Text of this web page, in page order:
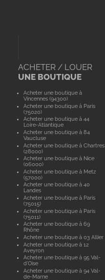
ACHETER / LOUER
UNE BOUTIQUE
Acheter une boutique à
Vincennes (94300)
Acheter une boutique à Paris
(75020)
Acheter une boutique à 44
Loire-Atlantique
Acheter une boutique à 84
Vaucluse
Acheter une boutique à Chartres
(28000)
Acheter une boutique à Nice
(06000)
Acheter une boutique à Metz
(57000)
Acheter une boutique à 40
Landes
Acheter une boutique à Paris
(75015)
Acheter une boutique à Paris
(75011)
Acheter une boutique à 69
Rhône
Acheter une boutique à 03 Allier
Acheter une boutique à 12
Aveyron
Acheter une boutique à 95 Val-
d'Oise
Acheter une boutique à 94 Val-
de-Marne